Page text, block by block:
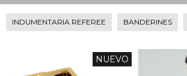
INDUMENTARIA REFEREE BANDERINES
NUEVO